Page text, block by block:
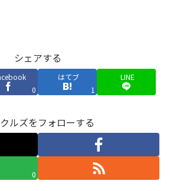
シェアする
0
はてブ
1
LINE
ルズをフォローする
0